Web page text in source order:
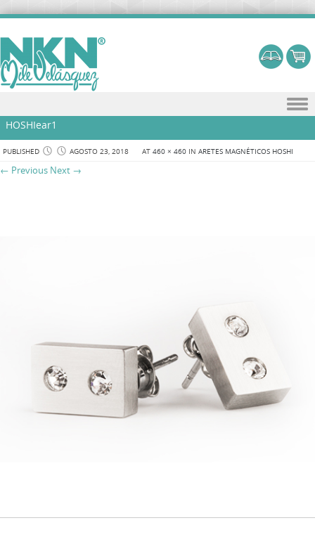
Skip to content
HOSHIear1
PUBLISHED AGOSTO 23, 2018 AT 460 × 460 IN ARETES MAGNÉTICOS HOSHI
← Previous Next →